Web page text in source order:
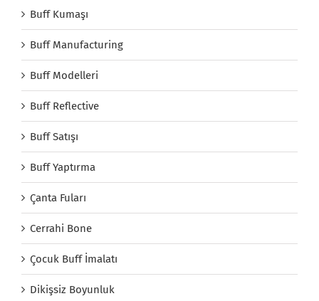
Buff Kumaşı
Buff Manufacturing
Buff Modelleri
Buff Reflective
Buff Satışı
Buff Yaptırma
Çanta Fuları
Cerrahi Bone
Çocuk Buff İmalatı
Dikişsiz Boyunluk